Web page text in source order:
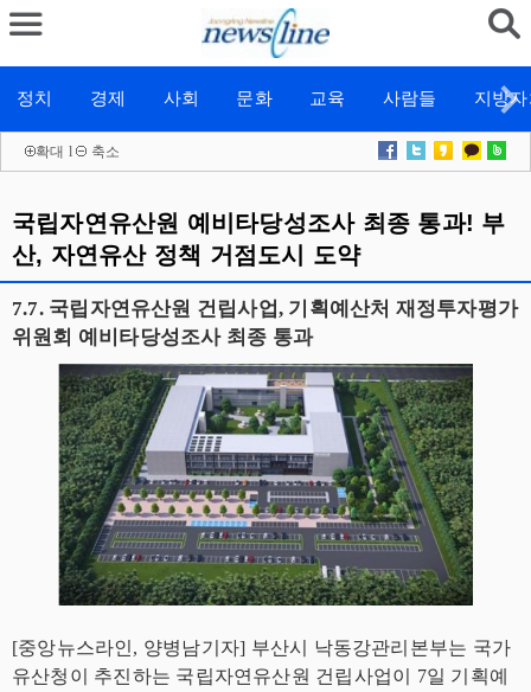
정치 경제 사회 문화 교육 사람들 지방
확대 l 축소
국립자연유산원 예비타당성조사 최종 통과! 부
산, 자연유산 정책 거점도시 도약
7.7. 국립자연유산원 건립사업, 기획예산처 재정투자평가
위원회 예비타당성조사 최종 통과
[중앙뉴스라인, 양병남기자] 부산시 낙동강관리본부는 국가
유산청이 추진하는 국립자연유산원 건립사업이 7일 기획예